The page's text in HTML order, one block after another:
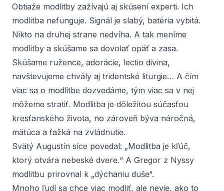
Obtiaže modlitby zažívajú aj skúsení experti. Ich
modlitba nefunguje. Signál je slabý, batéria vybitá.
Nikto na druhej strane nedvíha. A tak meníme
modlitby a skúšame sa dovolať opäť a zasa.
Skúšame ružence, adorácie, lectio divina,
navštevujeme chvály aj tridentské liturgie… A čím
viac sa o modlitbe dozvedáme, tým viac sa v nej
môžeme stratiť. Modlitba je dôležitou súčasťou
kresťanského života, no zároveň býva náročná,
mätúca a ťažká na zvládnutie.
Svätý Augustín síce povedal: „Modlitba je kľúč,
ktorý otvára nebeské dvere.“ A Gregor z Nyssy
modlitbu prirovnal k „dýchaniu duše“.
Mnoho ľudí sa chce viac modliť, ale nevie, ako to